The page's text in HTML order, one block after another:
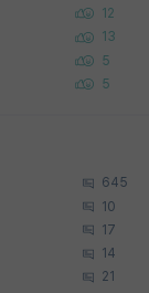
12
13
5
5
645
10
17
14
21